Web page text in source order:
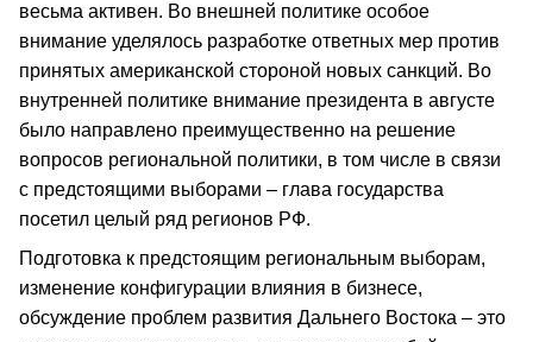
весьма активен. Во внешней политике особое
внимание уделялось разработке ответных мер против
принятых американской стороной новых санкций. Во
внутренней политике внимание президента в августе
было направлено преимущественно на решение
вопросов региональной политики, в том числе в связи
с предстоящими выборами – глава государства
посетил целый ряд регионов РФ.
Подготовка к предстоящим региональным выборам,
изменение конфигурации влияния в бизнесе,
обсуждение проблем развития Дальнего Востока – это